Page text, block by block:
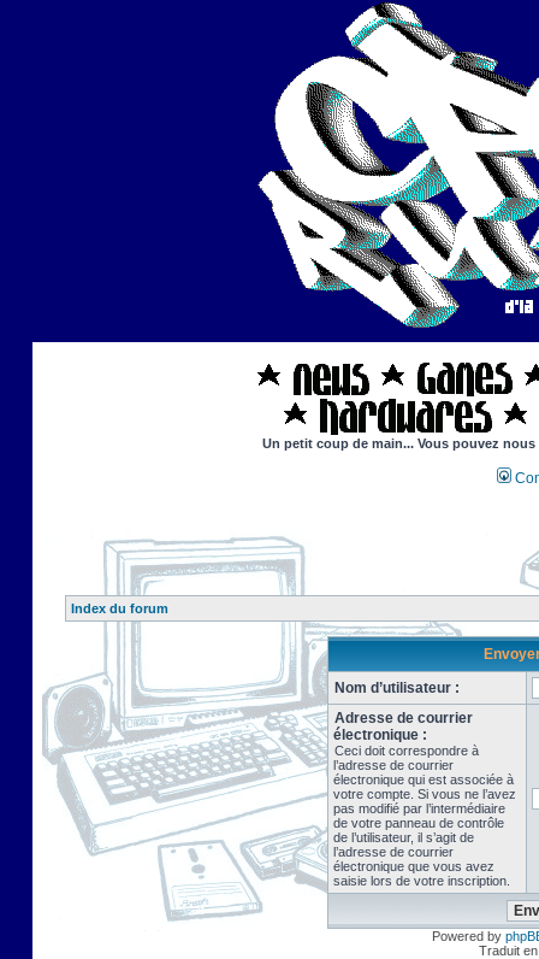
Un petit coup de main... Vous pouvez
Index du forum
Nom d’utilisateur :
Adresse de courrier
électronique :
Ceci doit correspondre à
l’adresse de courrier
électronique qui est associée à
votre compte. Si vous ne l’avez
pas modifié par l’intermédiaire
de votre panneau de contrôle
de l’utilisateur, il s’agit de
l’adresse de courrier
électronique que vous avez
saisie lors de votre inscription.
Powered by
Traduit